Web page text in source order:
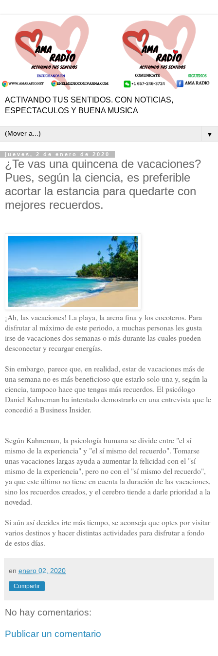
ACTIVANDO TUS SENTIDOS. CON NOTICIAS,
ESPECTACULOS Y BUENA MUSICA
▼
jueves, 2 de enero de 2020
¿Te vas una quincena de vacaciones?
Pues, según la ciencia, es preferible
acortar la estancia para quedarte con
mejores recuerdos.
¡Ah, las vacaciones! La playa, la arena fina y los cocoteros. Para
disfrutar al máximo de este periodo, a muchas personas les gusta
irse de vacaciones dos semanas o más durante las cuales pueden
desconectar y recargar energías.
Sin embargo, parece que, en realidad, estar de vacaciones más de
una semana no es más beneficioso que estarlo solo una y, según la
ciencia, tampoco hace que tengas más recuerdos. El psicólogo
Daniel Kahneman ha intentado demostrarlo en una entrevista que le
concedió a Business Insider.
Según Kahneman, la psicología humana se divide entre "el sí
mismo de la experiencia" y "el sí mismo del recuerdo". Tomarse
unas vacaciones largas ayuda a aumentar la felicidad con el "sí
mismo de la experiencia", pero no con el "sí mismo del recuerdo",
ya que este último no tiene en cuenta la duración de las vacaciones,
sino los recuerdos creados, y el cerebro tiende a darle prioridad a la
novedad.
Si aún así decides irte más tiempo, se aconseja que optes por visitar
varios destinos y hacer distintas actividades para disfrutar a fondo
de estos días.
en enero 02, 2020
Compartir
No hay comentarios:
Publicar un comentario